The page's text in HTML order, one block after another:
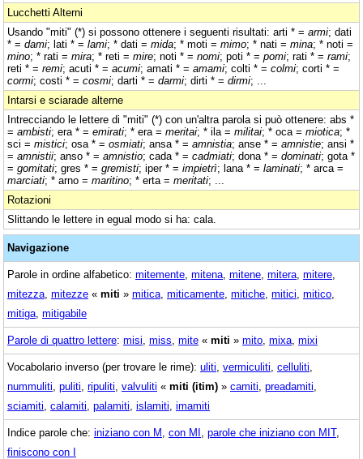
Lucchetti Alterni
Usando "miti" (*) si possono ottenere i seguenti risultati: arti * = armi; dati
* = dami; lati * = lami; * dati = mida; * moti = mimo; * nati = mina; * noti =
mino; * rati = mira; * reti = mire; noti * = nomi; poti * = pomi; rati * = rami;
reti * = remi; acuti * = acumi; amati * = amami; colti * = colmi; corti * =
cormi; costi * = cosmi; darti * = darmi; dirti * = dirmi; ...
Intarsi e sciarade alterne
Intrecciando le lettere di "miti" (*) con un'altra parola si può ottenere: abs *
= ambisti; era * = emirati; * era = meritai; * ila = militai; * oca = miotica; *
sci = mistici; osa * = osmiati; ansa * = amnistia; anse * = amnistie; ansi *
= amnistii; anso * = amnistio; cada * = cadmiati; dona * = dominati; gota *
= gomitati; gres * = gremisti; iper * = impietrì; lana * = laminati; * arca =
marciati; * arno = maritino; * erta = meritati; ...
Rotazioni
Slittando le lettere in egual modo si ha: cala.
Navigazione
Parole in ordine alfabetico: mitemente mitena mitene mitera mitere
mitezza mitezze « miti » mitica miticamente mitiche mitici mitico
mitiga mitigabile
Parole di quattro lettere: misi miss mite « miti » mito mixa mixi
Vocabolario inverso (per trovare le rime): uliti vermiculiti celluliti
nummuliti puliti ripuliti valvuliti « miti (itim) » camiti preadamiti
sciamiti calamiti palamiti islamiti imamiti
Indice parole che: iniziano con M con MI parole che iniziano con MIT,
finiscono con I